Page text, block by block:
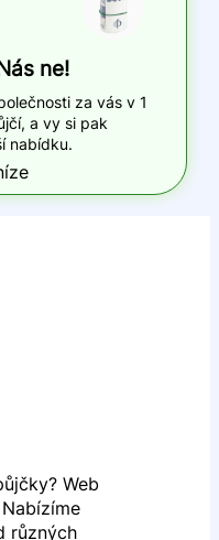
ne!
za vás v 1
a vy si pak
nabídku.
Web
různých